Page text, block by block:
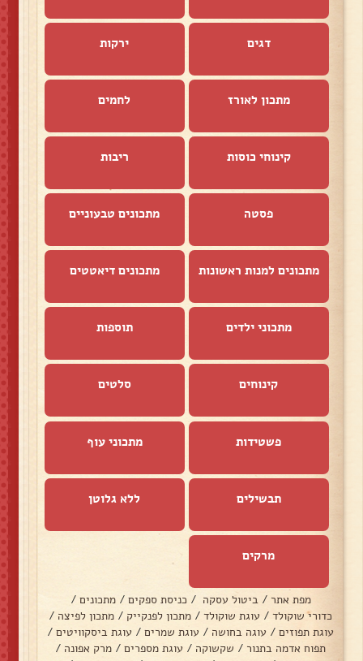
דגים ירקות
מתכון לאורז לחמים
קינוחי כוסות ריבות
פסטה מתכונים טבעוניים
מתכונים למנות ראשונות מתכונים דיאטטים
מתכוני ילדים תוספות
קינוחים סלטים
פשטידות מתכוני עוף
תבשילים ללא גלוטן
מרקים
מפת אתר / ביטול עסקה / כניסת ספקים / מתכונים /
כדורי שוקולד / עוגת שוקולד / מתכון לפנקייק / מתכון לפיצה /
עוגת תפוזים / עוגה בחושה / עוגת שמרים / עוגת ביסקוויטים /
תפוח אדמה בתנור / שקשוקה / עוגת מספרים / מרק אפונה /